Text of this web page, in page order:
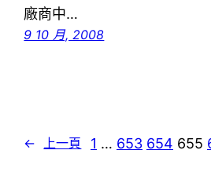
廠商中…
9 10 月, 2008
← 上一頁 1 … 653 654 655